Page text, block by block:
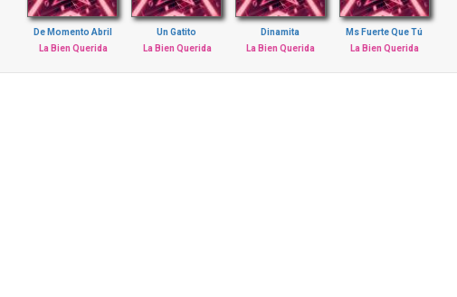
De Momento Abril
La Bien Querida
Un Gatito
La Bien Querida
Dinamita
La Bien Querida
Ms Fuerte Que Tú
La Bien Querida